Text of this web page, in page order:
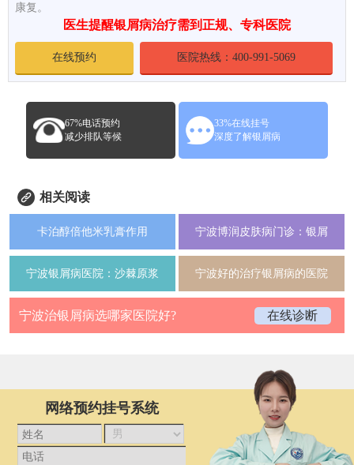
康复。
医生提醒银屑病治疗需到正规、专科医院
在线预约 医院热线：400-991-5069
67%电话预约
减少排队等候
33%在线挂号
深度了解银屑病
相关阅读
卡泊醇倍他米乳膏作用 宁波博润皮肤病门诊：银屑
宁波银屑病医院：沙棘原浆 宁波好的治疗银屑病的医院
宁波治银屑病选哪家医院好? 在线诊断
网络预约挂号系统